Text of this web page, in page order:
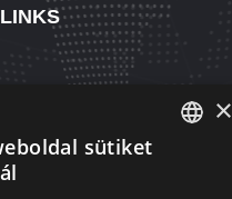
×
sütiket